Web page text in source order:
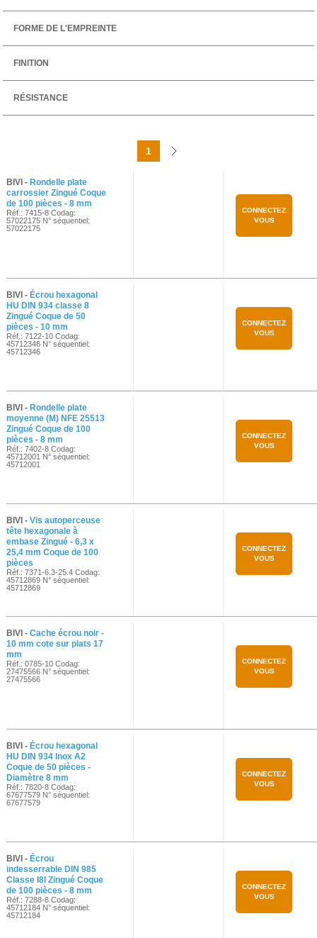
FORME DE L'EMPREINTE
FINITION
RÉSISTANCE
1
BIVI - Rondelle plate
carrossier Zingué Coque
de 100 pièces - 8 mm
Réf.: 7415-8 Codag:
57022175 N° séquentiel:
57022175
CONNECTEZ
VOUS
BIVI - Écrou hexagonal
HU DIN 934 classe 8
Zingué Coque de 50
pièces - 10 mm
Réf.: 7122-10 Codag:
45712346 N° séquentiel:
45712346
CONNECTEZ
VOUS
BIVI - Rondelle plate
moyenne (M) NFE 25513
Zingué Coque de 100
pièces - 8 mm
Réf.: 7402-8 Codag:
45712001 N° séquentiel:
45712001
CONNECTEZ
VOUS
BIVI - Vis autoperceuse
tête hexagonale à
embase Zingué - 6,3 x
25,4 mm Coque de 100
pièces
Réf.: 7371-6.3-25.4 Codag:
45712869 N° séquentiel:
45712869
CONNECTEZ
VOUS
BIVI - Cache écrou noir -
10 mm cote sur plats 17
mm
Réf.: 0785-10 Codag:
27475566 N° séquentiel:
27475566
CONNECTEZ
VOUS
BIVI - Écrou hexagonal
HU DIN 934 Inox A2
Coque de 50 pièces -
Diamètre 8 mm
Réf.: 7820-8 Codag:
67677579 N° séquentiel:
67677579
CONNECTEZ
VOUS
BIVI - Écrou
indesserrable DIN 985
Classe I8I Zingué Coque
de 100 pièces - 8 mm
Réf.: 7288-8 Codag:
45712184 N° séquentiel:
45712184
CONNECTEZ
VOUS